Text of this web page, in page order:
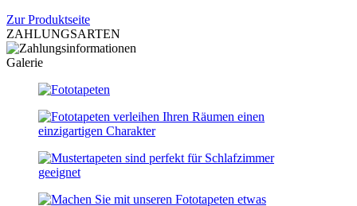
Zur Produktseite
ZAHLUNGSARTEN
Galerie